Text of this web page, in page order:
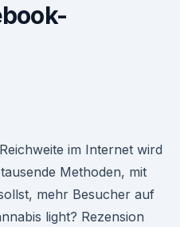
im Internet wird
Methoden, mit
mehr Besucher auf
light? Rezension